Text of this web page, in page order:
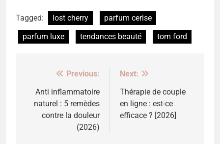
Tagged: lost cherry
parfum cerise
parfum luxe
tendances beauté tom ford
Navigation
de
l’article
Previous:
Anti inflammatoire
naturel : 5 remèdes
contre la douleur
(2026)
Next:
Thérapie de couple
en ligne : est-ce
efficace ? [2026]